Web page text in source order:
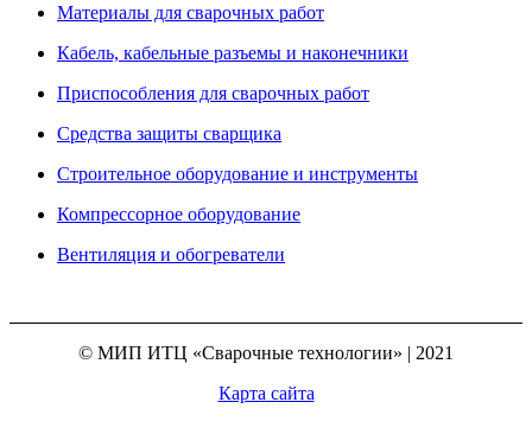
Материалы для сварочных работ
Кабель, кабельные разъемы и наконечники
Приспособления для сварочных работ
Средства защиты сварщика
Строительное оборудование и инструменты
Компрессорное оборудование
Вентиляция и обогреватели
© МИП ИТЦ «Сварочные технологии» | 2021
Карта сайта